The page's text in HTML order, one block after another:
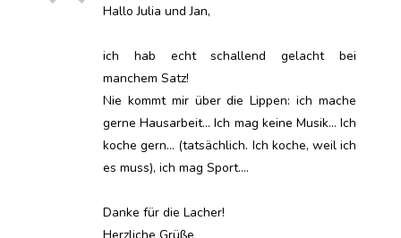
Hallo Julia und Jan,
ich hab echt schallend gelacht bei
manchem Satz!
Nie kommt mir über die Lippen: ich mache
gerne Hausarbeit… Ich mag keine Musik… Ich
koche gern… (tatsächlich. Ich koche, weil ich
es muss), ich mag Sport….
Danke für die Lacher!